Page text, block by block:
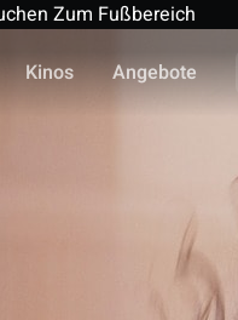
Zum Fußbereich
Kinos Angebote